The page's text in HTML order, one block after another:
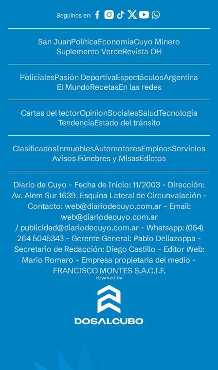
Seguinos en:
San JuanPolíticaEconomíaCuyo Minero
Suplemento VerdeRevista OH
PolicialesPasión DeportivaEspectáculosArgentina
El MundoRecetasEn las redes
Cartas del lectorOpinionSocialesSaludTecnología
TendenciaEstado del tránsito
ClasificadosInmueblesAutomotoresEmpleosServicios
Avisos Fúnebres y MisasEdictos
Diario de Cuyo - Fecha de Inicio: 11/2003 - Dirección:
Av. Alem Sur 1639. Esquina Lateral de Circunvalación -
Contacto: web@diariodecuyo.com.ar- Email:
web@diariodecuyo.com.ar
/ publicidad@diariodecuyo.com.ar- Whatsapp: (054)
264 5045343 - Gerente General: Pablo Dellazoppa -
Secretario de Redacción: Diego Castillo - Editor Web:
Mario Romero - Empresa propietaria del medio -
FRANCISCO MONTES S.A.C.I.F.